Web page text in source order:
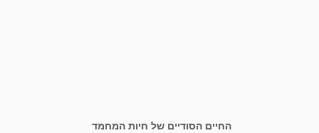
החיים הסודיים של חיות המחמד